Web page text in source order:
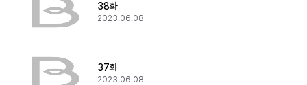
38화
2023.06.08
37화
2023.06.08